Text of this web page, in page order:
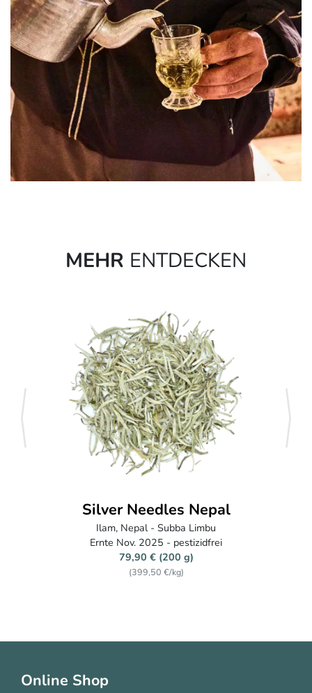
MEHR ENTDECKEN
Arya White Pearl BIO
Darjeeling, Indien - Arya Tea Estate
Ernte März 2026
34,70 € (70 g)
(495,71 €/kg)
zurück
Online Shop